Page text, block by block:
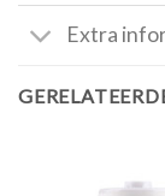
Extra